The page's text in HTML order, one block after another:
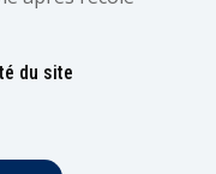
du site